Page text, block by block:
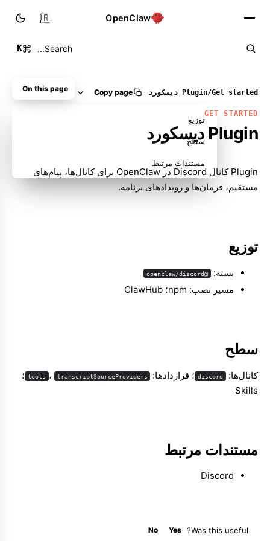
OpenClaw
Search...
K
🇮🇷
Get started
/Plugin دیسکورد Copy page
GET STARTED
Plugin دیسکورد
Plugin کانال Discord در OpenClaw برای کانال‌ها، پیام‌های
مستقیم، فرمان‌ها و رویدادهای برنامه.
توزیع
بسته: @openclaw/discord
مسیر نصب: npm؛ ClawHub
سطح
کانال‌ها: discord ؛ قراردادها: tools ، transcriptSourceProviders
؛
Skills
مستندات مرتبط
Discord
Was this useful?
Yes
No
On this page
توزیع
سطح
مستندات مرتبط